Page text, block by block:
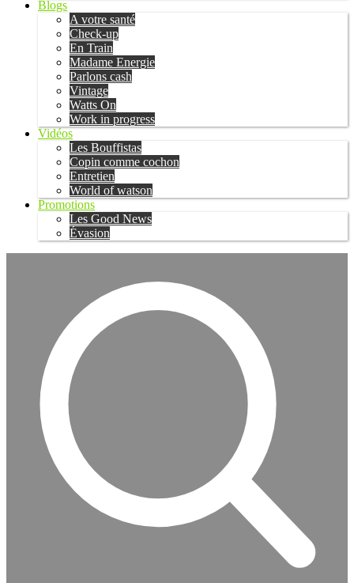
Blogs
A votre santé
Check-up
En Train
Madame Energie
Parlons cash
Vintage
Watts On
Work in progress
Vidéos
Les Bouffistas
Copin comme cochon
Entretien
World of watson
Promotions
Les Good News
Évasion